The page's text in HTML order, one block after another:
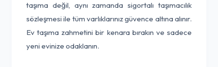
taşıma değil, aynı zamanda sigortalı taşımacılık
sözleşmesi ile tüm varlıklarınız güvence altına alınır.
Ev taşıma zahmetini bir kenara bırakın ve sadece
yeni evinize odaklanın.